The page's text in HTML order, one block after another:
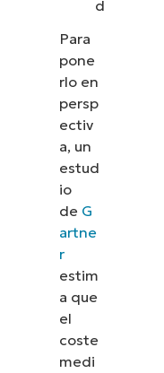
d
Para
pone
rlo en
persp
ectiv
a, un
estud
io
de G
artne
r
estim
a que
el
coste
medi